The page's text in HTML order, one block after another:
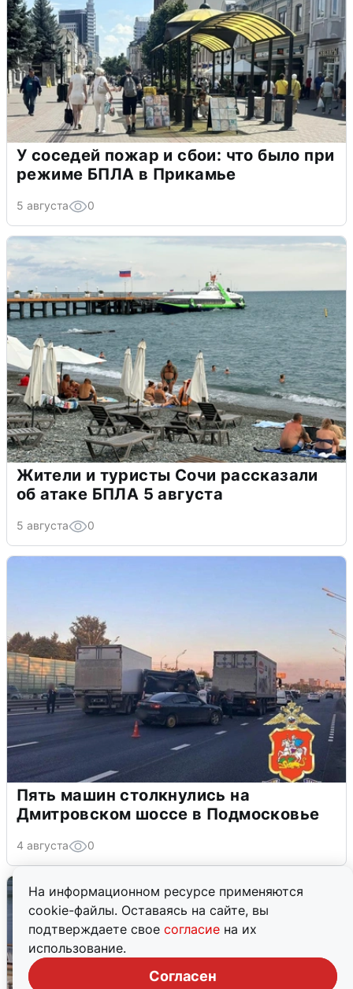
На информационном ресурсе применяются
cookie-файлы. Оставаясь на сайте, вы
подтверждаете свое согласие на их
использование.
Согласен
У соседей пожар и сбои: что было при
режиме БПЛА в Прикамье
5 августа 0
Жители и туристы Сочи рассказали
об атаке БПЛА 5 августа
5 августа 0
Пять машин столкнулись на
Дмитровском шоссе в Подмосковье
4 августа 0